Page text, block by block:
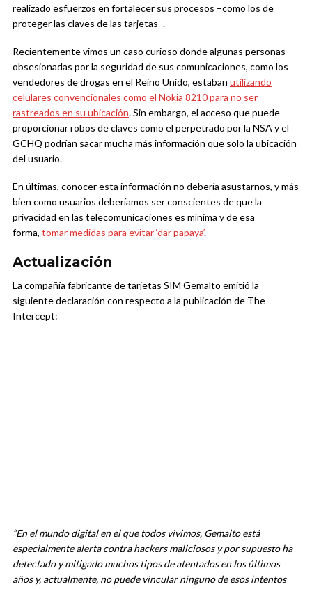
realizado esfuerzos en fortalecer sus procesos –como los de
proteger las claves de las tarjetas–.
Recientemente vimos un caso curioso donde algunas personas
obsesionadas por la seguridad de sus comunicaciones, como los
vendedores de drogas en el Reino Unido, estaban utilizando
celulares convencionales como el Nokia 8210 para no ser
rastreados en su ubicación. Sin embargo, el acceso que puede
proporcionar robos de claves como el perpetrado por la NSA y el
GCHQ podrían sacar mucha más información que solo la ubicación
del usuario.
En últimas, conocer esta información no debería asustarnos, y más
bien como usuarios deberíamos ser conscientes de que la
privacidad en las telecomunicaciones es mínima y de esa
forma, tomar medidas para evitar ‘dar papaya’.
Actualización
La compañía fabricante de tarjetas SIM Gemalto emitió la
siguiente declaración con respecto a la publicación de The
Intercept:
“En el mundo digital en el que todos vivimos, Gemalto está
especialmente alerta contra hackers maliciosos y por supuesto ha
detectado y mitigado muchos tipos de atentados en los últimos
años y, actualmente, no puede vincular ninguno de esos intentos